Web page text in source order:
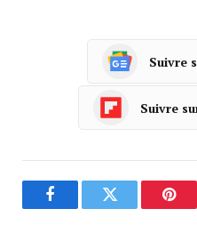
Suivre
Suivre
FacebookTwitter